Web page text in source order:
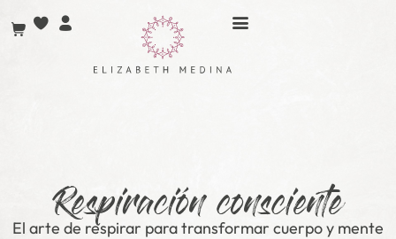
contenido
Respiración consciente
El arte de respirar para transformar cuerpo y mente